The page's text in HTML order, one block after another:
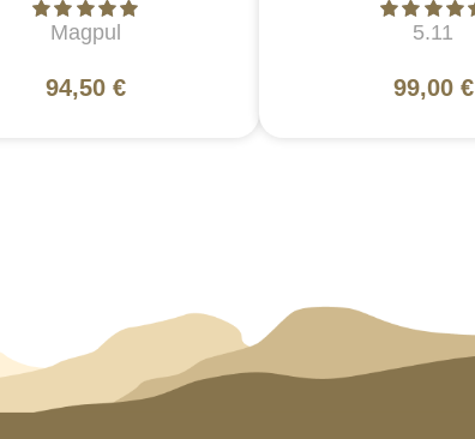
Magpul
94,50 €
5.11
99,00 €